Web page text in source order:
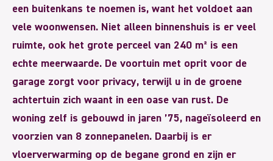
een buitenkans te noemen is, want het voldoet aan
vele woonwensen. Niet alleen binnenshuis is er veel
ruimte, ook het grote perceel van 240 m² is een
echte meerwaarde. De voortuin met oprit voor de
garage zorgt voor privacy, terwijl u in de groene
achtertuin zich waant in een oase van rust. De
woning zelf is gebouwd in jaren ’75, nageïsoleerd en
voorzien van 8 zonnepanelen. Daarbij is er
vloerverwarming op de begane grond en zijn er